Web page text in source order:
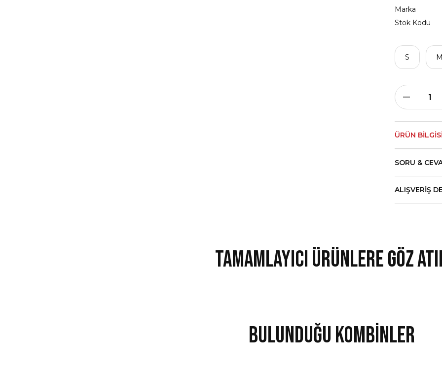
Marka
Stok Kodu
S M
ÜRÜN
SORU &
ALIŞVERIŞ
Tamamlayıcı Ürünlere Göz
Bulunduğu Kombinler